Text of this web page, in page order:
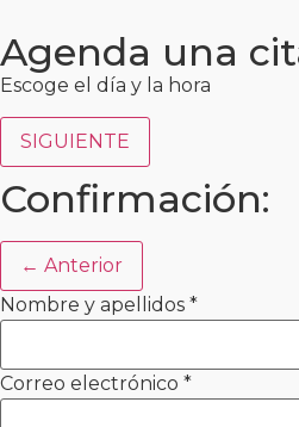
Agenda una
Escoge el día y la hora
SIGUIENTE
Confirmación:
← Anterior
Nombre y apellidos *
Correo electrónico *